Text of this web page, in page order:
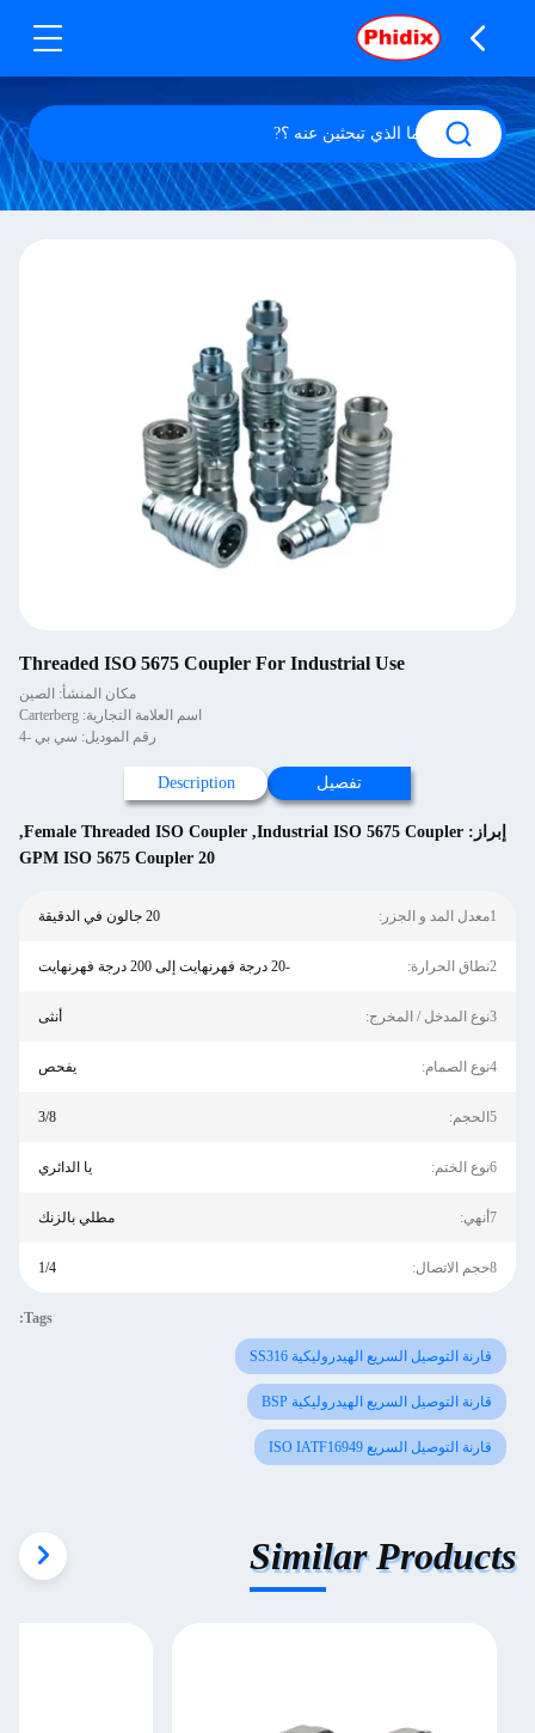
Threaded ISO 5675 Coupler For Industrial Use
مكان المنشأ: الصين
اسم العلامة التجارية: Carterberg
رقم الموديل: سي بي -4
تفصيل Description
إبراز: Industrial ISO 5675 Coupler
,
Female Threaded ISO Coupler
,
20 GPM ISO 5675 Coupler
1معدل المد و الجزر: 20 جالون في الدقيقة
2نطاق الحرارة: -20 درجة فهرنهايت إلى 200 درجة فهرنهايت
3نوع المدخل / المخرج: أنثى
4نوع الصمام: يفحص
5الحجم: 3/8
6نوع الختم: يا الدائري
7أنهي: مطلي بالزنك
8حجم الاتصال: 1/4
Tags:
قارنة التوصيل السريع الهيدروليكية SS316
قارنة التوصيل السريع الهيدروليكية BSP
قارنة التوصيل السريع ISO IATF16949
Similar Products